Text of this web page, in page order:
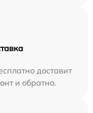
доставит
и обратно.